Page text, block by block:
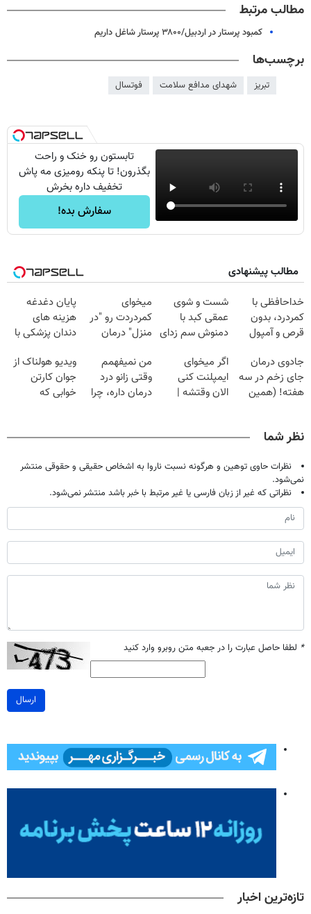
مطالب مرتبط
کمبود پرستار در اردبیل/۳۸۰۰ پرستار شاغل داریم
برچسب‌ها
تبریز شهدای مدافع سلامت فوتسال
تابستون رو خنک و راحت
بگذرون! تا پنکه رومیزی مه پاش
تخفیف داره بخرش
سفارش بده!
مطالب پیشنهادی
خداحافظی با
کمردرد، بدون
قرص و آمپول
شست و شوی
عمقی کبد با
دمنوش سم زدای
میخوای
کمردردت رو "در
منزل" درمان
◂پرسش‌نامه)
پایان دغدغه
هزینه های
دندان پزشکی با
خانگی
جادوی درمان
جای زخم در سه
هفته! (همین
اگر میخوای
ایمپلنت کنی
الان وقتشه |
من نمیفهمم
وقتی زانو درد
درمان داره، چرا
ویدیو هولناک از
جوان کارتن
خوابی که
نظر شما
نظرات حاوی توهین و هرگونه نسبت ناروا به اشخاص حقیقی و حقوقی منتشر
نمی‌شود.
نظراتی که غیر از زبان فارسی یا غیر مرتبط با خبر باشد منتشر نمی‌شود.
* لطفا حاصل عبارت را در جعبه متن روبرو وارد کنید
ارسال
تازه‌ترین اخبار